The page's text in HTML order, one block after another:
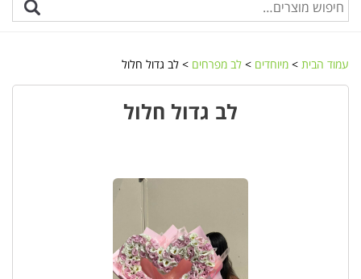
עמוד הבית > מיוחדים > לב מפרחים > לב גדול חלול
לב גדול חלול